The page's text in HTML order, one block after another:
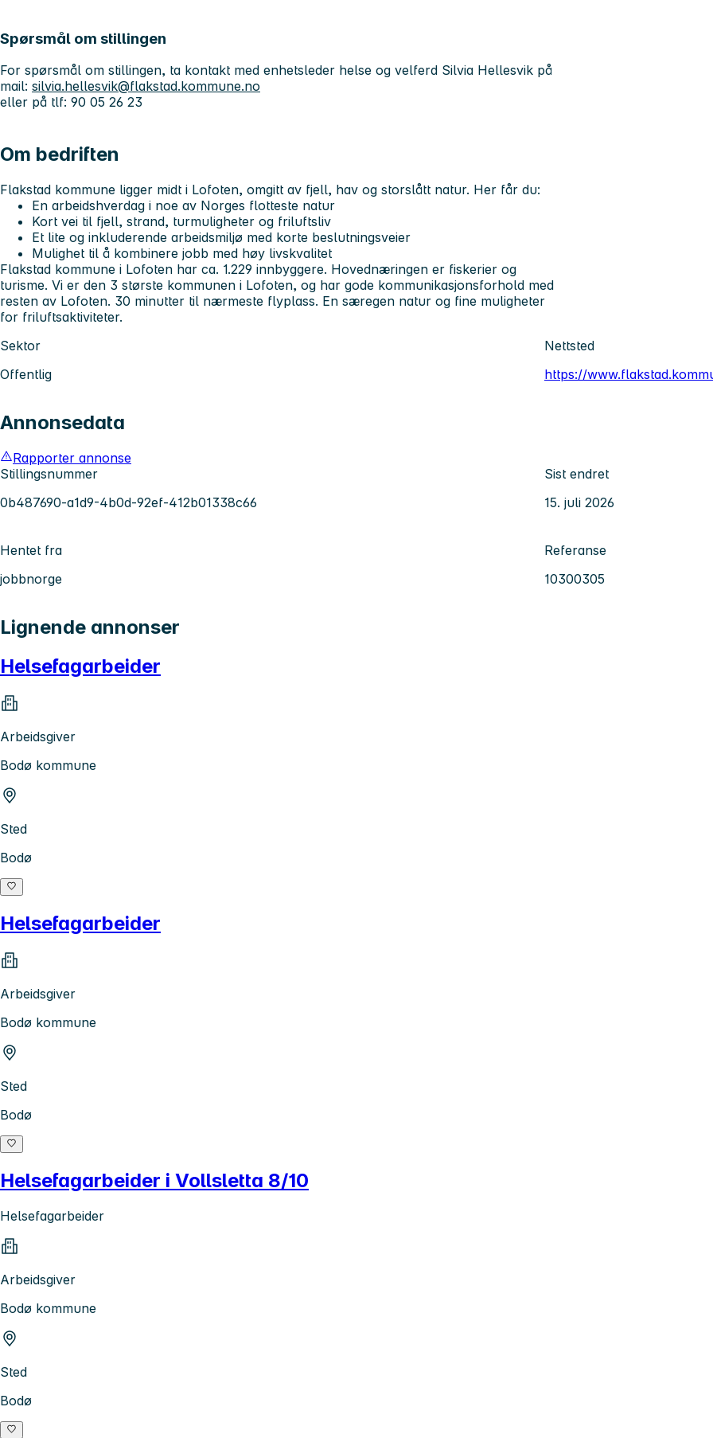
Spørsmål om stillingen
For spørsmål om stillingen, ta kontakt med enhetsleder helse og velferd Silvia Hellesvik på
mail: silvia.hellesvik@flakstad.kommune.no
eller på tlf: 90 05 26 23
Om bedriften
Flakstad kommune ligger midt i Lofoten, omgitt av fjell, hav og storslått natur. Her får du:
En arbeidshverdag i noe av Norges flotteste natur
Kort vei til fjell, strand, turmuligheter og friluftsliv
Et lite og inkluderende arbeidsmiljø med korte beslutningsveier
Mulighet til å kombinere jobb med høy livskvalitet
Flakstad kommune i Lofoten har ca. 1.229 innbyggere. Hovednæringen er fiskerier og
turisme. Vi er den 3 største kommunen i Lofoten, og har gode kommunikasjonsforhold med
resten av Lofoten. 30 minutter til nærmeste flyplass. En særegen natur og fine muligheter
for friluftsaktiviteter.
Sektor
Offentlig
Nettsted
https://
Annonsedata
Rapporter annonse
Stillingsnummer
0b487690-a1d9-4b0d-92ef-412b01338c66
Sist endret
15. juli 2026
Hentet fra
jobbnorge
Referanse
10300305
Lignende annonser
Helsefagarbeider
Arbeidsgiver
Bodø kommune
Sted
Bodø
Helsefagarbeider
Arbeidsgiver
Bodø kommune
Sted
Bodø
Helsefagarbeider i Vollsletta 8/10
Helsefagarbeider
Arbeidsgiver
Bodø kommune
Sted
Bodø